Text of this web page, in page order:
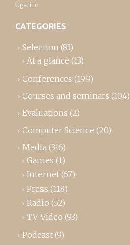
Ugaritic
CATEGORIES
Selection (83)
At a glance (13)
Conferences (199)
Courses and seminars (104)
Evaluations (2)
Computer Science (20)
Media (316)
Games (1)
Internet (67)
Press (118)
Radio (52)
TV-Video (93)
Podcast (9)